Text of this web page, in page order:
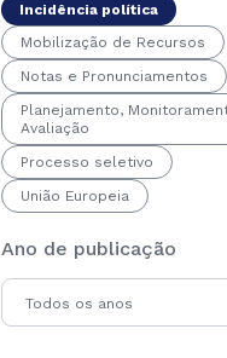
Incidência política
Mobilização de Recursos
Notas e Pronunciamentos
Planejamento,
Avaliação
Processo seletivo
União Europeia
Ano de publicação